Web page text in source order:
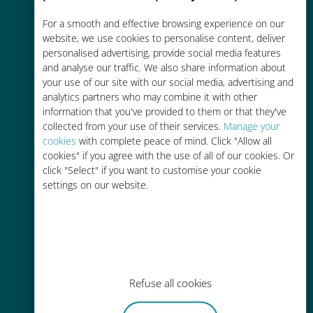
For a smooth and effective browsing experience on our
website, we use cookies to personalise content, deliver
personalised advertising, provide social media features
and analyse our traffic. We also share information about
your use of our site with our social media, advertising and
analytics partners who may combine it with other
information that you've provided to them or that they've
collected from your use of their services. Manage your
cookies with complete peace of mind. Click "Allow all
cookies" if you agree with the use of all of our cookies. Or
click "Select" if you want to customise your cookie
settings on our website.
Refuse all cookies
Économique
Jusqu'à 90 % moins cher que les
frais d'itinérance avec votre
opérateur habituel
Recharge facile